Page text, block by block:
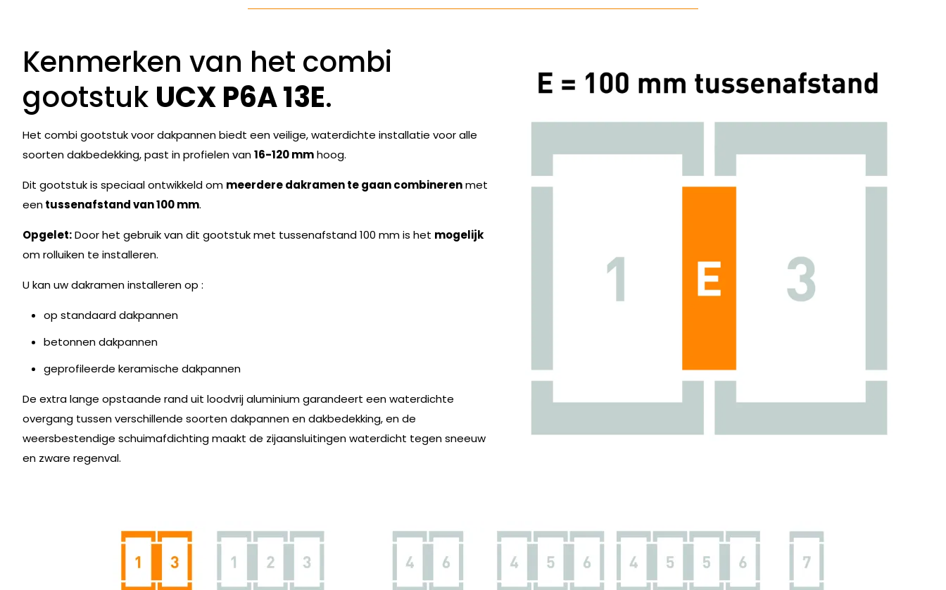
Kenmerken van het combi
gootstuk UCX P6A 13E.
Het combi gootstuk voor dakpannen biedt een veilige, waterdichte installatie voor alle
soorten dakbedekking, past in profielen van16-120 mmhoog.
Dit gootstuk is speciaal ontwikkeld om meerdere dakramen te gaan combinerenmet
eentussenafstand van 100 mm.
Opgelet:Door het gebruik van dit gootstuk met tussenafstand 100 mm is het mogelijk
om rolluiken te installeren.
U kan uw dakramen installeren op :
op standaard dakpannen
betonnen dakpannen
geprofileerde keramische dakpannen
De extra lange opstaande rand uit loodvrij aluminium garandeert een waterdichte
overgang tussen verschillende soorten dakpannen en dakbedekking, en de
weersbestendige schuimafdichting maakt de zijaansluitingen waterdicht tegen sneeuw
en zware regenval.